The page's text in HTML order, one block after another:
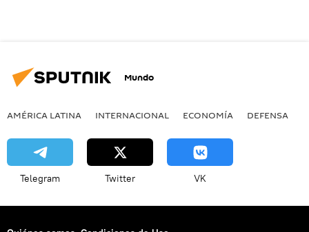
Mundo
AMÉRICA LATINA INTERNACIONAL ECONOMÍA DEFENSA
Telegram Twitter VK